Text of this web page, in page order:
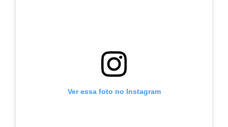
Ver essa foto no Instagram